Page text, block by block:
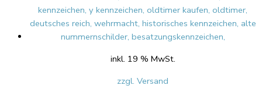
inkl. 19 % MwSt.
zzgl. Versand